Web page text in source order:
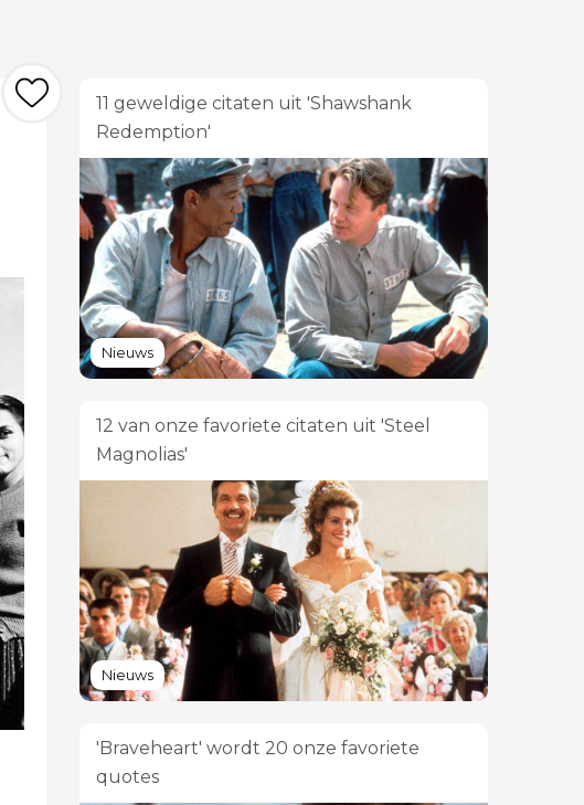
11 geweldige citaten uit 'Shawshank
Redemption'
Nieuws
12 van onze favoriete citaten uit 'Steel
Magnolias'
Nieuws
'Braveheart' wordt 20 onze favoriete
quotes